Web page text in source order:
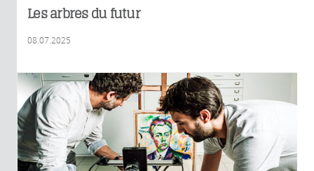
Les arbres du futur
08.07.2025